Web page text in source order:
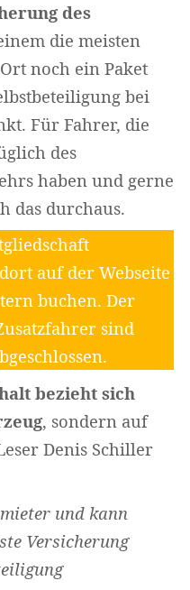
des
die meisten
noch ein Paket
bei
Für Fahrer, die
des
haben und gerne
das durchaus.
auf der Webseite
buchen. Der
sind
bezieht sich
, sondern auf
Denis Schiller
und kann
Versicherung